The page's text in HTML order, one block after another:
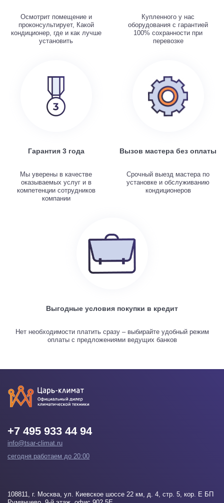
Осмотрит помещение и
проконсультирует, Какой
кондиционер, где и как лучше
установить
Купленного у нас
оборудования с гарантией
100% сохранности при
перевозке
Гарантия 3 года
Мы уверены в качестве
оказываемых услуг и в
компетенции сотрудников
компании
Вызов мастера без оплаты
Срочный выезд мастера по
установке и обслуживанию
кондиционеров
Выгодные условия покупки в кредит
Нет необходимости платить сразу – выбирайте удобный режим
оплаты с предложениями ведущих банков
+7 495 933 44 94
info@tsar-climat.ru
сегодня работаем до 20:00
108811, г. Москва, ул. Киевское шоссе 22 км, д. 4, стр. 5, кор. Е БП